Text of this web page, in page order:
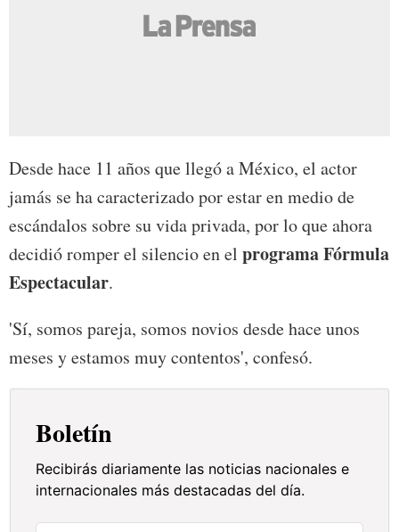
Desde hace 11 años que llegó a México, el actor
jamás se ha caracterizado por estar en medio de
escándalos sobre su vida privada, por lo que ahora
decidió romper el silencio en el programa Fórmula
Espectacular.
'Sí, somos pareja, somos novios desde hace unos
meses y estamos muy contentos', confesó.
Boletín
Recibirás diariamente las noticias nacionales e
internacionales más destacadas del día.